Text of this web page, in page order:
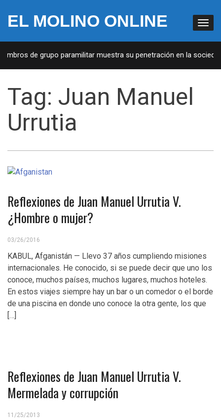
EL MOLINO ONLINE
de grupo paramilitar muestra su penetración en la sociedad
Tag: Juan Manuel
Urrutia
Reflexiones de Juan Manuel Urrutia V.
¿Hombre o mujer?
03/26/2016
KABUL, Afganistán — Llevo 37 años cumpliendo misiones
internacionales. He conocido, si se puede decir que uno los
conoce, muchos países, muchos lugares, muchos hoteles.
En estos viajes siempre hay un bar o un comedor o el borde
de una piscina en donde uno conoce la otra gente, los que
[…]
Reflexiones de Juan Manuel Urrutia V.
Mermelada y corrupción
11/25/2013